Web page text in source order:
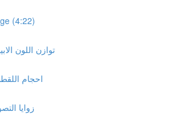
(4:22)
توازن اللون الابيض
احجام اللقطات
زوايا